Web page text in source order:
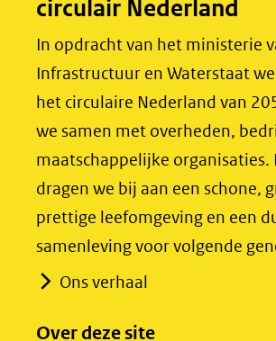
k
(opent
nieuw
naar
een
andere
website)
n
(opent
nieuw
naar
een
andere
website)
circulair Nederland
In opdracht van het ministerie
Infrastructuur en Waterstaat
het circulaire Nederland van
we samen met overheden,
maatschappelijke organisaties.
dragen we bij aan een schone,
prettige leefomgeving en een
samenleving voor volgende
Ons verhaal
Over deze site